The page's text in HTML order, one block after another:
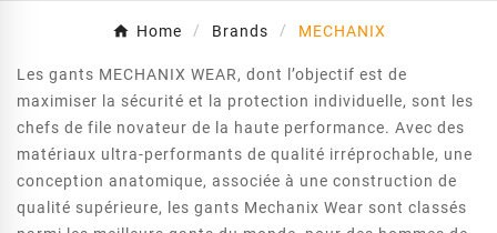
Home Brands MECHANIX
Les gants MECHANIX WEAR, dont l’objectif est de
maximiser la sécurité et la protection individuelle, sont les
chefs de file novateur de la haute performance. Avec des
matériaux ultra-performants de qualité irréprochable, une
conception anatomique, associée à une construction de
qualité supérieure, les gants Mechanix Wear sont classés